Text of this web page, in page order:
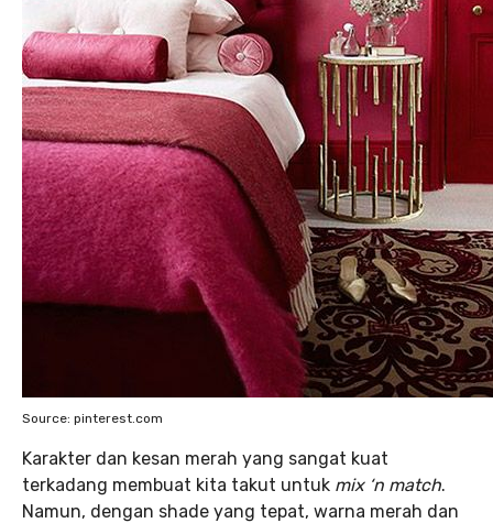
Source: pinterest.com
Karakter dan kesan merah yang sangat kuat
terkadang membuat kita takut untuk mix ‘n match.
Namun, dengan shade yang tepat, warna merah dan